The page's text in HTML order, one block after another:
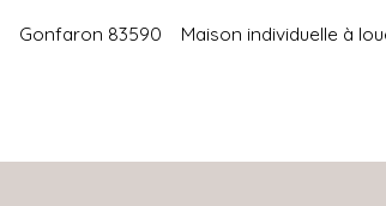
Gonfaron 83590 Maison individuelle à